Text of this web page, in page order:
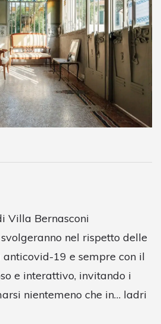
Villa Bernasconi
nel rispetto delle
19 e sempre con il
e interattivo, invitando i
nientemeno che in… ladri